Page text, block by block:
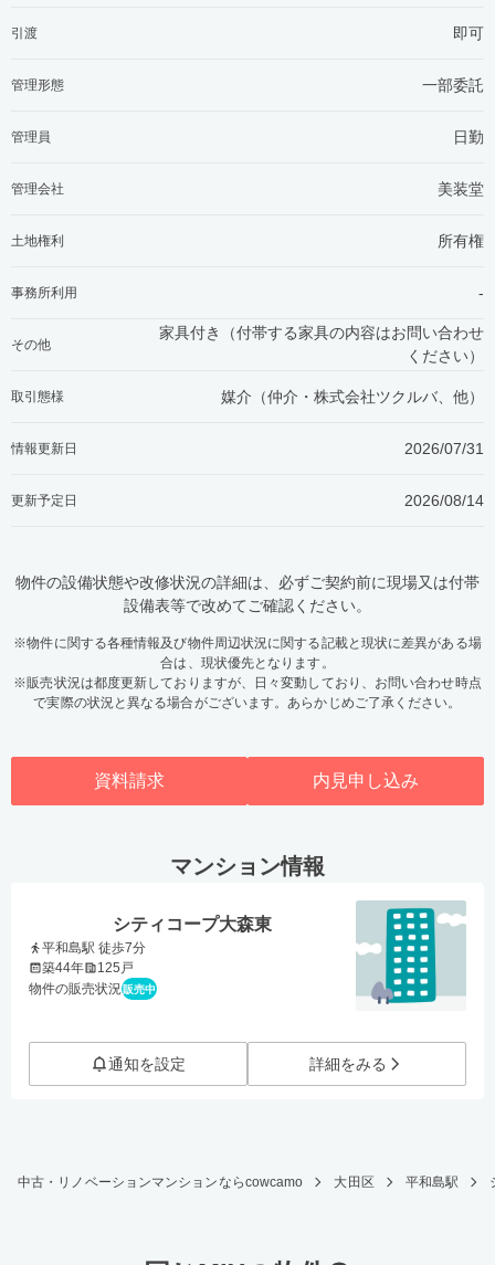
引渡 即可
管理形態 一部委託
管理員 日勤
管理会社 美装堂
土地権利 所有権
事務所利用 -
その他
家具付き（付帯する家具の内容はお問い合わせ
ください）
取引態様 媒介（仲介・ 株式会社ツクルバ、他）
情報更新日 2026/07/31
更新予定日 2026/08/14
物件の設備状態や改修状況の詳細は、必ずご契約前に現場又は付帯
設備表等で改めてご確認ください。
※物件に関する各種情報及び物件周辺状況に関する記載と現状に差異がある場
合は、現状優先となります。
※販売状況は都度更新しておりますが、日々変動しており、お問い合わせ時点
で実際の状況と異なる場合がございます。あらかじめご了承ください。
資料請求 内見申し込み
マンション情報
シティコープ大森東
平和島駅 徒歩7分
築44年
125戸
物件の販売状況販売中
通知を設定 詳細をみる
中古・リノベーションマンションならcowcamo 大田区 平和島駅